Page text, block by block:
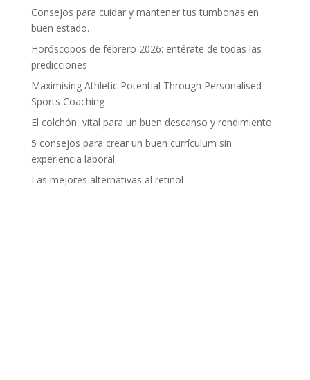
Consejos para cuidar y mantener tus tumbonas en
buen estado.
Horóscopos de febrero 2026: entérate de todas las
predicciones
Maximising Athletic Potential Through Personalised
Sports Coaching
El colchón, vital para un buen descanso y rendimiento
5 consejos para crear un buen currículum sin
experiencia laboral
Las mejores alternativas al retinol